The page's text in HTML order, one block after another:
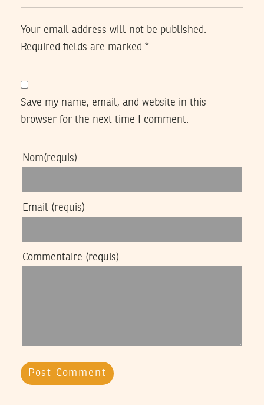
Your email address will not be published.
Required fields are marked *
Save my name, email, and website in this
browser for the next time I comment.
Nom(requis)
Email (requis)
Commentaire (requis)